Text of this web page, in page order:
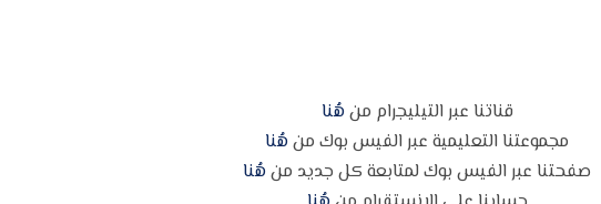
قناتنا عبر التيليجرام منهُنا
مجموعتنا التعليمية عبر الفيس بوك منهُنا
صفحتنا عبر الفيس بوك لمتابعة كل جديد منهُنا